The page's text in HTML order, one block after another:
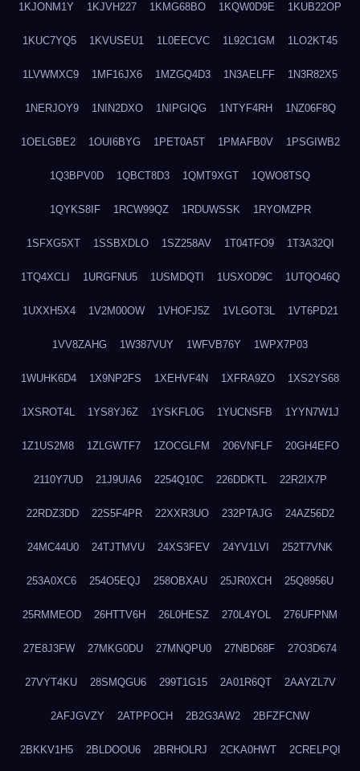
1KJONM1Y 1KJVH227 1KMG68BO 1KQW0D9E 1KUB22OP
1KUC7YQ5 1KVUSEU1 1L0EECVC 1L92C1GM 1LO2KT45
1LVWMXC9 1MF16JX6 1MZGQ4D3 1N3AELFF 1N3R82X5
1NERJOY9 1NIN2DXO 1NIPGIQG 1NTYF4RH 1NZ06F8Q
1OELGBE2 1OUI6BYG 1PET0A5T 1PMAFB0V 1PSGIWB2
1Q3BPV0D 1QBCT8D3 1QMT9XGT 1QWO8TSQ
1QYKS8IF 1RCW99QZ 1RDUWSSK 1RYOMZPR
1SFXG5XT 1SSBXDLO 1SZ258AV 1T04TFO9 1T3A32QI
1TQ4XCLI 1URGFNU5 1USMDQTI 1USXOD9C 1UTQO46Q
1UXXH5X4 1V2M00OW 1VHOFJ5Z 1VLGOT3L 1VT6PD21
1VV8ZAHG 1W387VUY 1WFVB76Y 1WPX7P03
1WUHK6D4 1X9NP2FS 1XEHVF4N 1XFRA9ZO 1XS2YS68
1XSROT4L 1YS8YJ6Z 1YSKFL0G 1YUCNSFB 1YYN7W1J
1Z1US2M8 1ZLGWTF7 1ZOCGLFM 206VNFLF 20GH4EFO
2110Y7UD 21J9UIA6 2254Q10C 226DDKTL 22R2IX7P
22RDZ3DD 22S5F4PR 22XXR3UO 232PTAJG 24AZ56D2
24MC44U0 24TJTMVU 24XS3FEV 24YV1LVI 252T7VNK
253A0XC6 254O5EQJ 258OBXAU 25JR0XCH 25Q8956U
25RMMEOD 26HTTV6H 26L0HESZ 270L4YOL 276UFPNM
27E8J3FW 27MKG0DU 27MNQPU0 27NBD68F 27O3D674
27VYT4KU 28SMQGU6 299T1G15 2A01R6QT 2AAYZL7V
2AFJGVZY 2ATPPOCH 2B2G3AW2 2BFZFCNW
2BKKV1H5 2BLDOOU6 2BRHOLRJ 2CKA0HWT 2CRELPQI